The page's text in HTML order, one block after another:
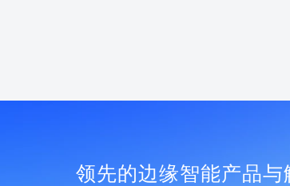
领先的边缘智能产品与